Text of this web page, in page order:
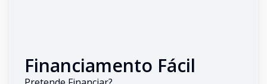
Financiamento Fácil